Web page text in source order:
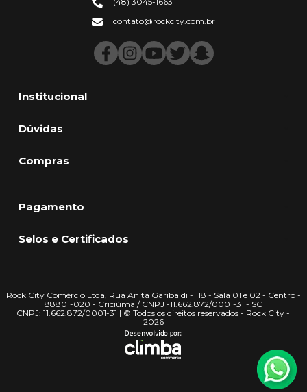
Institucional
Dúvidas
Compras
contato@rockcity.com.br
Pagamento
Selos e Certificados
Rock City Comércio Ltda, Rua Anita Garibaldi - 118 - Sala 01 e 02 - Centro -
88801-020 - Criciúma / CNPJ -11.662.872/0001-31 - SC
CNPJ: 11.662.872/0001-31 | © Todos os direitos reservados - Rock City -
2026